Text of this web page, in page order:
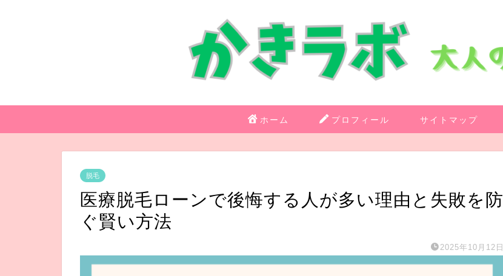
ホーム プロフィール サイトマップ
脱毛
医療脱毛ローンで後悔する人が多い理由と失敗を防
ぐ賢い方法
2025年10月12日